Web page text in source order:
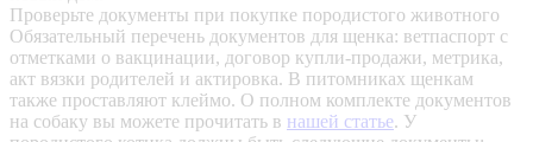
Проверьте документы при покупке породистого животного
Обязательный перечень документов для щенка: ветпаспорт с
отметками о вакцинации, договор купли-продажи, метрика,
акт вязки родителей и актировка. В питомниках щенкам
также проставляют клеймо. О полном комплекте документов
на собаку вы можете прочитать в нашей статье. У